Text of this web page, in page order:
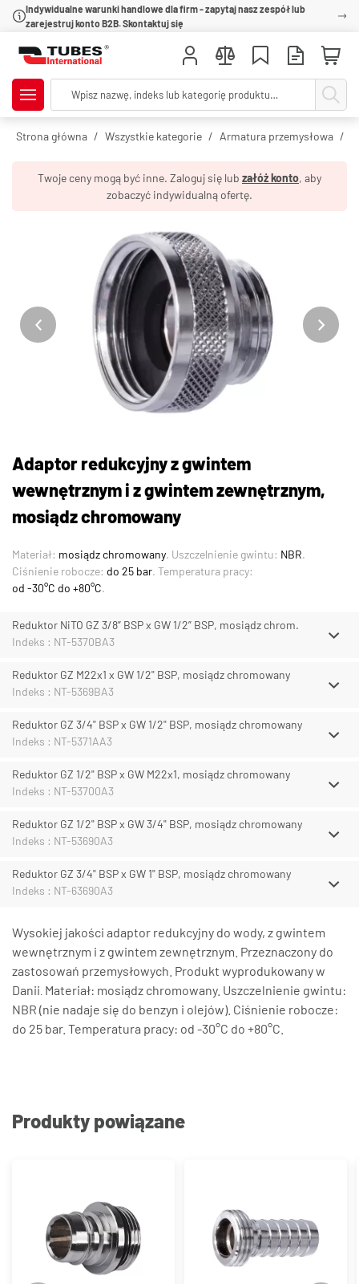
Indywidualne warunki handlowe dla firm - zapytaj nasz zespół lub
zarejestruj konto B2B. Skontaktuj się
Strona główna Wszystkie kategorie Armatura przemysłowa
Twoje ceny mogą być inne. Zaloguj się lub załóż konto, aby
zobaczyć indywidualną ofertę.
Adaptor redukcyjny z gwintem
wewnętrznym i z gwintem zewnętrznym,
mosiądz chromowany
Materiał: mosiądz chromowany. Uszczelnienie gwintu: NBR.
Ciśnienie robocze: do 25 bar. Temperatura pracy:
od -30°C do +80°C.
Reduktor NiTO GZ 3/8” BSP x GW 1/2” BSP, mosiądz chrom.
Indeks : NT-5370BA3
Reduktor GZ M22x1 x GW 1/2" BSP, mosiądz chromowany
Indeks : NT-5369BA3
Reduktor GZ 3/4" BSP x GW 1/2" BSP, mosiądz chromowany
Indeks : NT-5371AA3
Reduktor GZ 1/2" BSP x GW M22x1, mosiądz chromowany
Indeks : NT-53700A3
Reduktor GZ 1/2" BSP x GW 3/4" BSP, mosiądz chromowany
Indeks : NT-53690A3
Reduktor GZ 3/4" BSP x GW 1" BSP, mosiądz chromowany
Indeks : NT-63690A3
Wysokiej jakości adaptor redukcyjny do wody, z gwintem
wewnętrznym i z gwintem zewnętrznym. Przeznaczony do
zastosowań przemysłowych. Produkt wyprodukowany w
Danii. Materiał: mosiądz chromowany. Uszczelnienie gwintu:
NBR (nie nadaje się do benzyn i olejów). Ciśnienie robocze:
do 25 bar. Temperatura pracy: od -30°C do +80°C.
Produkty powiązane